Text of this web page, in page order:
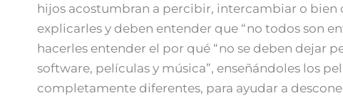
hijos acostumbran a percibir, intercambiar o bien
explicarles y deben entender que “no todos son
hacerles entender el por qué “no se deben dejar
software, películas y música”, enseñándoles los
completamente diferentes, para ayudar a